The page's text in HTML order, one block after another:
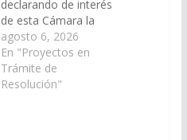
declarando de interés
de esta Cámara la
jornada institucional
“Historia y memoria
reivindicativa del
territorio del pueblo
agosto 6, 2026
En "Proyectos en
Trámite de
Resolución"